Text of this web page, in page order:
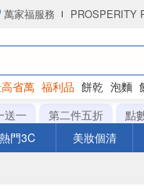
萬家福服務 PROSPERITY
省萬 福利品 餅乾 泡麵
送一 第二件五折 點
熱門3C 美妝個清